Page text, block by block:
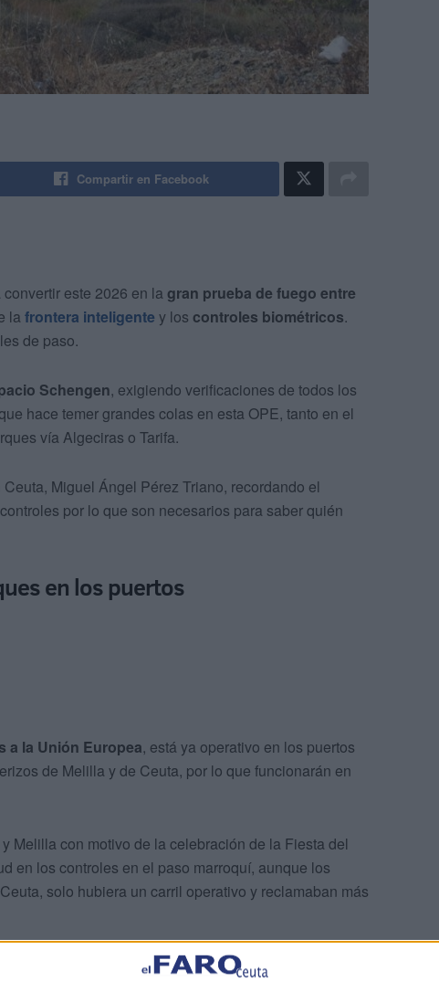
Compartir en Facebook
convertir este 2026 en la gran prueba de fuego entre
la frontera inteligente y los controles biométricos.
de paso.
Schengen, exigiendo verificaciones de todos los
hace temer grandes colas en esta OPE, tanto en el
vía Algeciras o Tarifa.
Miguel Ángel Pérez Triano, recordando el
por lo que son necesarios para saber quién
en los puertos
a la Unión Europea, está ya operativo en los puertos
de Melilla y de Ceuta, por lo que funcionarán en
Melilla con motivo de la celebración de la Fiesta del
en los controles en el paso marroquí, aunque los
solo hubiera un carril operativo y reclamaban más
a través del EES (Sistema de